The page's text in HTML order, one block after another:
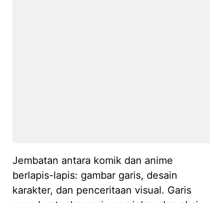
Jembatan antara komik dan anime
berlapis-lapis: gambar garis, desain
karakter, dan penceritaan visual. Garis